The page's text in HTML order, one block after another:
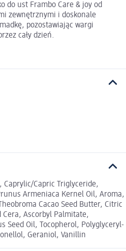
do ust Frambo Care & joy od
zewnętrznymi i doskonale
pozostawiając wargi
cały dzień.
Capric Triglyceride,
Armeniaca Kernel Oil, Aroma,
Cacao Seed Butter, Citric
Ascorbyl Palmitate,
Seed Oil, Tocopherol, Polyglyceryl-
Geraniol, Vanillin